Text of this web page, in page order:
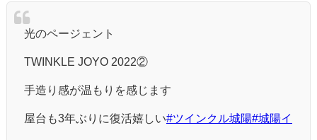
光のページェント
TWINKLE JOYO 2022②
手造り感が温もりを感じます
屋台も3年ぶりに復活嬉しい#ツインクル城陽#城陽イ